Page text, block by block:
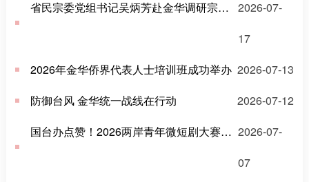
省民宗委党组书记吴炳芳赴金华调研宗教工作
2026-07-
17
2026年金华侨界代表人士培训班成功举办 2026-07-13
防御台风 金华统一战线在行动
2026-07-12
国台办点赞！2026两岸青年微短剧大赛颁奖典礼在浙江东阳举办 2026-07-
07